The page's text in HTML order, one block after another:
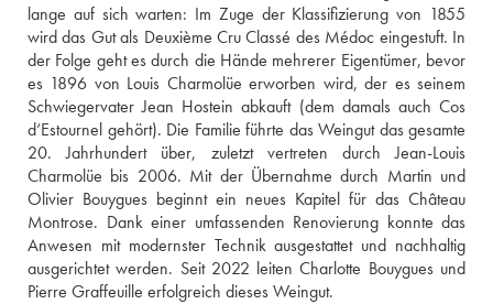
lange auf sich warten: Im Zuge der Klassifizierung von 1855
wird das Gut als Deuxième Cru Classé des Médoc eingestuft. In
der Folge geht es durch die Hände mehrerer Eigentümer, bevor
es 1896 von Louis Charmolüe erworben wird, der es seinem
Schwiegervater Jean Hostein abkauft (dem damals auch Cos
d‘Estournel gehört). Die Familie führte das Weingut das gesamte
20. Jahrhundert über, zuletzt vertreten durch Jean-Louis
Charmolüe bis 2006. Mit der Übernahme durch Martin und
Olivier Bouygues beginnt ein neues Kapitel für das Château
Montrose. Dank einer umfassenden Renovierung konnte das
Anwesen mit modernster Technik ausgestattet und nachhaltig
ausgerichtet werden. Seit 2022 leiten Charlotte Bouygues und
Pierre Graffeuille erfolgreich dieses Weingut.